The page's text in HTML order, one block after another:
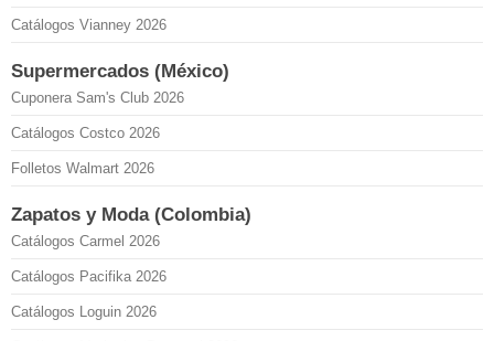
Catálogos Vianney 2026
Supermercados (México)
Cuponera Sam's Club 2026
Catálogos Costco 2026
Folletos Walmart 2026
Zapatos y Moda (Colombia)
Catálogos Carmel 2026
Catálogos Pacifika 2026
Catálogos Loguin 2026